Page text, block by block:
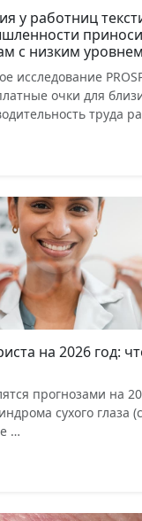
у работниц
с низким
исследование
очки для
труда
на 2026 год:
прогнозами на
сухого глаза
…